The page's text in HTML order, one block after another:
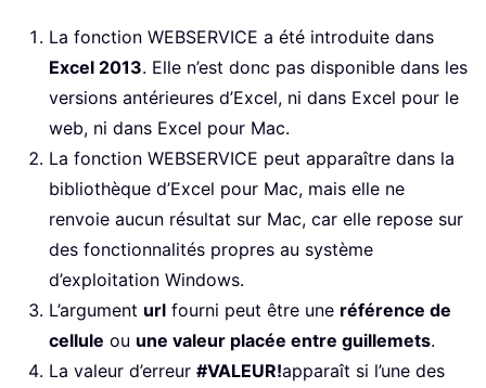
La fonction WEBSERVICE a été introduite dans
Excel 2013. Elle n’est donc pas disponible dans les
versions antérieures d’Excel, ni dans Excel pour le
web, ni dans Excel pour Mac.
La fonction WEBSERVICE peut apparaître dans la
bibliothèque d’Excel pour Mac, mais elle ne
renvoie aucun résultat sur Mac, car elle repose sur
des fonctionnalités propres au système
d’exploitation Windows.
L’argument url fourni peut être une référence de
cellule ou une valeur placée entre guillemets.
La valeur d’erreur #VALEUR!apparaît si l’une des